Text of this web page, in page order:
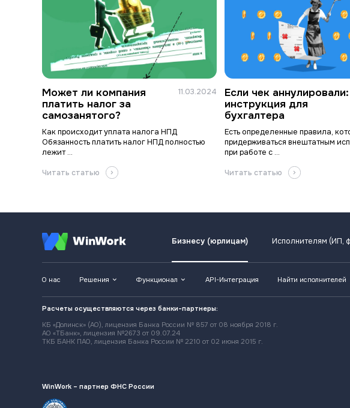
Может ли компания
платить налог за
самозанятого?
11.03.2024
Как происходит уплата налога НПД
Обязанность платить налог НПД полностью
лежит ...
Читать статью
Если чек аннулировали:
инструкция для
бухгалтера
Есть определенные правила,
придерживаться внештатным
при работе с ...
Читать статью
Бизнесу (юрлицам) Исполнителям (ИП,
О нас Решения Функционал API-Интеграция Найти исполнителей
Расчеты осуществляются через банки-партнеры:
КБ «Долинск» (АО), лицензия Банка России № 857 от 08 ноября 2018 г.
АО «ТБанк», лицензия №2673 от 09.07.24
ТКБ БАНК ПАО, лицензия Банка России № 2210 от 02 июня 2015 г.
WinWork – партнер ФНС России